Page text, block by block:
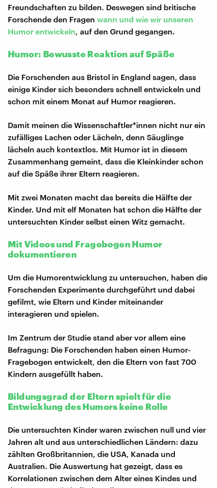
Freundschaften zu bilden. Deswegen sind britische
Forschende den Fragen wann und wie wir unseren
Humor entwickeln , auf den Grund gegangen.
Humor: Bewusste Reaktion auf Späße
Die Forschenden aus Bristol in England sagen, dass
einige Kinder sich besonders schnell entwickeln und
schon mit einem Monat auf Humor reagieren.
Damit meinen die Wissenschaftler*innen nicht nur ein
zufälliges Lachen oder Lächeln, denn Säuglinge
lächeln auch kontextlos. Mit Humor ist in diesem
Zusammenhang gemeint, dass die Kleinkinder schon
auf die Späße ihrer Eltern reagieren.
Mit zwei Monaten macht das bereits die Hälfte der
Kinder. Und mit elf Monaten hat schon die Hälfte der
untersuchten Kinder selbst einen Witz gemacht.
Mit Videos und Fragebogen Humor
dokumentieren
Um die Humorentwicklung zu untersuchen, haben die
Forschenden Experimente durchgeführt und dabei
gefilmt, wie Eltern und Kinder miteinander
interagieren und spielen.
Im Zentrum der Studie stand aber vor allem eine
Befragung: Die Forschenden haben einen Humor-
Fragebogen entwickelt, den die Eltern von fast 700
Kindern ausgefüllt haben.
Bildungsgrad der Eltern spielt für die
Entwicklung des Humors keine Rolle
Die untersuchten Kinder waren zwischen null und vier
Jahren alt und aus unterschiedlichen Ländern: dazu
zählten Großbritannien, die USA, Kanada und
Australien. Die Auswertung hat gezeigt, dass es
Korrelationen zwischen dem Alter eines Kindes und